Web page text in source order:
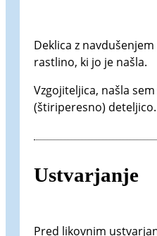
Deklica z
rastlino, ki jo je našla.
Vzgojiteljica, našla
(štiriperesno) deteljico.
Ustvarjanje
Pred likovnim